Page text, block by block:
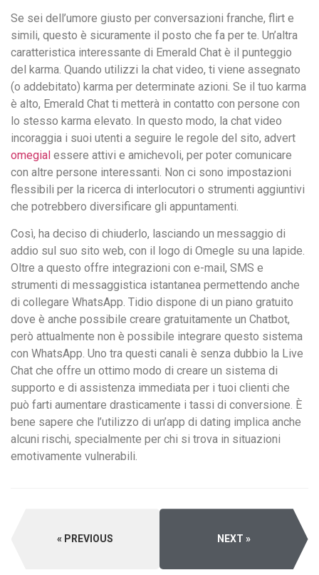
Se sei dell’umore giusto per conversazioni franche, flirt e
simili, questo è sicuramente il posto che fa per te. Un’altra
caratteristica interessante di Emerald Chat è il punteggio
del karma. Quando utilizzi la chat video, ti viene assegnato
(o addebitato) karma per determinate azioni. Se il tuo karma
è alto, Emerald Chat ti metterà in contatto con persone con
lo stesso karma elevato. In questo modo, la chat video
incoraggia i suoi utenti a seguire le regole del sito, advert
omegial essere attivi e amichevoli, per poter comunicare
con altre persone interessanti. Non ci sono impostazioni
flessibili per la ricerca di interlocutori o strumenti aggiuntivi
che potrebbero diversificare gli appuntamenti.
Così, ha deciso di chiuderlo, lasciando un messaggio di
addio sul suo sito web, con il logo di Omegle su una lapide.
Oltre a questo offre integrazioni con e-mail, SMS e
strumenti di messaggistica istantanea permettendo anche
di collegare WhatsApp. Tidio dispone di un piano gratuito
dove è anche possibile creare gratuitamente un Chatbot,
però attualmente non è possibile integrare questo sistema
con WhatsApp. Uno tra questi canali è senza dubbio la Live
Chat che offre un ottimo modo di creare un sistema di
supporto e di assistenza immediata per i tuoi clienti che
può farti aumentare drasticamente i tassi di conversione. È
bene sapere che l’utilizzo di un’app di dating implica anche
alcuni rischi, specialmente per chi si trova in situazioni
emotivamente vulnerabili.
PREVIOUS NEXT